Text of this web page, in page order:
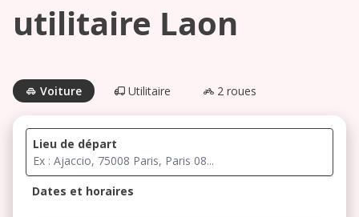
utilitaire Laon
Voiture Utilitaire 2 roues
Lieu de départ
Dates et horaires
agences à
proximité